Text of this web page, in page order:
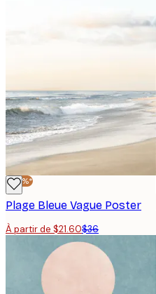
-40%*
Plage Bleue Vague Poster
À partir de $21.60$36